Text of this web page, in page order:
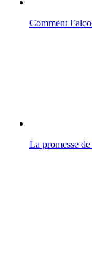
Comment
La promesse